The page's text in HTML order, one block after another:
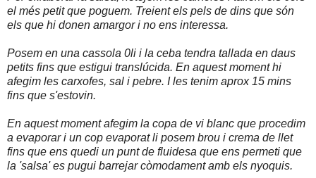
el més petit que poguem. Treient els pels de dins que són
els que hi donen amargor i no ens interessa.
Posem en una cassola 0li i la ceba tendra tallada en daus
petits fins que estigui translúcida. En aquest moment hi
afegim les carxofes, sal i pebre. I les tenim aprox 15 mins
fins que s'estovin.
En aquest moment afegim la copa de vi blanc que procedim
a evaporar i un cop evaporat li posem brou i crema de llet
fins que ens quedi un punt de fluidesa que ens permeti que
la 'salsa' es pugui barrejar còmodament amb els nyoquis.